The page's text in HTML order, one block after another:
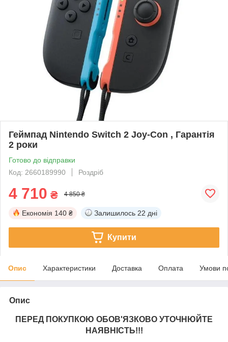
Геймпад Nintendo Switch 2 Joy-Con , Гарантія
2 роки
Готово до відправки
Код: 2660189990
Роздріб
4 710 ₴ 4 850 ₴
Економія 140 ₴ Залишилось 22 дні
Купити
Опис Характеристики Доставка Оплата Умови
Опис
ПЕРЕД ПОКУПКОЮ ОБОВ'ЯЗКОВО УТОЧНЮЙТЕ
НАЯВНІСТЬ!!!